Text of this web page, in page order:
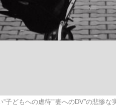
「90%は失敗する。でも…」
日本生まれの
どもへの虐待””妻へのDV”の悲惨な